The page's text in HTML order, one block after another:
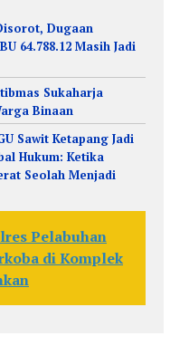
Dugaan
64.788.12 Masih Jadi
Sukaharja
Binaan
Sawit Ketapang Jadi
Hukum: Ketika
Seolah Menjadi
Pelabuhan
di Komplek